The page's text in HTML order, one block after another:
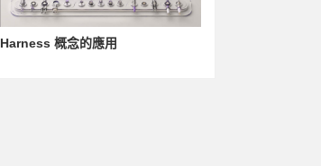
Harness 概念的應用